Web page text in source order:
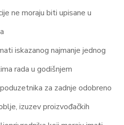
ne moraju biti upisane u
iskazanog najmanje jednog
rada u godišnjem
za zadnje odobreno
izuzev proizvođačkih